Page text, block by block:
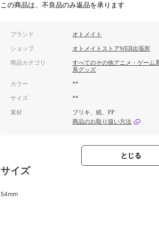
この商品は、不良品のみ返品を承ります
ブランド オトメイト
ショップ オトメイトストアWEB出張所
商品カテゴリ すべてのその他アニメ・ゲーム
系グッズ
カラー **
サイズ **
素材
ブリキ、紙、PP
商品のお取り扱い方法
とじる
サイズ
54mm